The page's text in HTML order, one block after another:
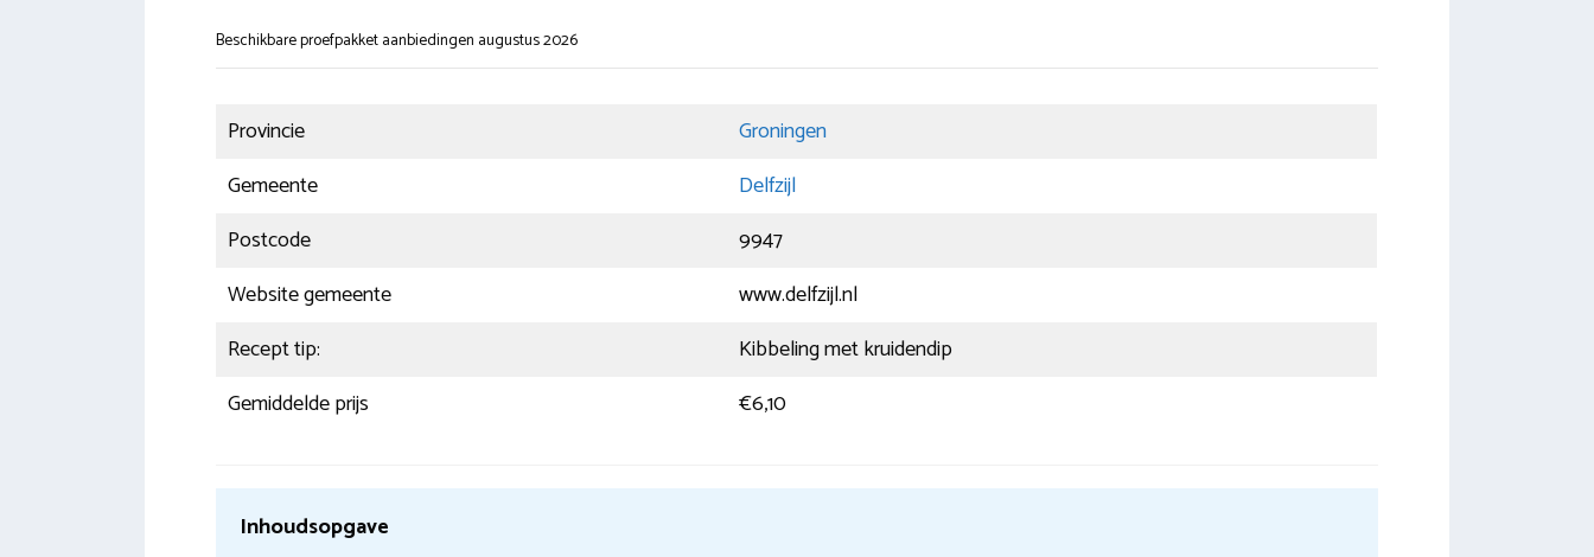
Beschikbare proefpakket aanbiedingen augustus 2026
Provincie
Groningen
Gemeente
Delfzijl
Postcode
9947
Website gemeente
www.delfzijl.nl
Recept tip:
Kibbeling met kruidendip
Gemiddelde prijs
€6,10
Inhoudsopgave